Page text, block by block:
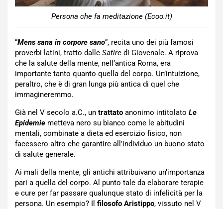
Persona che fa meditazione (Ecoo.it)
“Mens sana in corpore sano“, recita uno dei più famosi
proverbi latini, tratto dalle Satire di Giovenale. A riprova
che la salute della mente, nell’antica Roma, era
importante tanto quanto quella del corpo. Un’intuizione,
peraltro, che è di gran lunga più antica di quel che
immagineremmo.
Già nel V secolo a.C., un trattato anonimo intitolato Le
Epidemie metteva nero su bianco come le abitudini
mentali, combinate a dieta ed esercizio fisico, non
facessero altro che garantire all’individuo un buono stato
di salute generale.
Ai mali della mente, gli antichi attribuivano un’importanza
pari a quella del corpo. Al punto tale da elaborare terapie
e cure per far passare qualunque stato di infelicità per la
persona. Un esempio? Il filosofo Aristippo, vissuto nel V